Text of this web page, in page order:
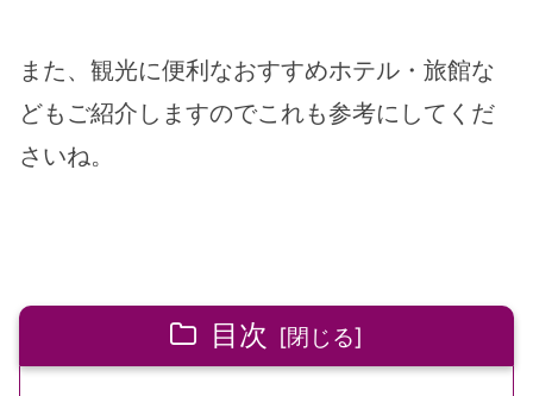
また、観光に便利なおすすめホテル・旅館な
どもご紹介しますのでこれも参考にしてくだ
さいね。
目次